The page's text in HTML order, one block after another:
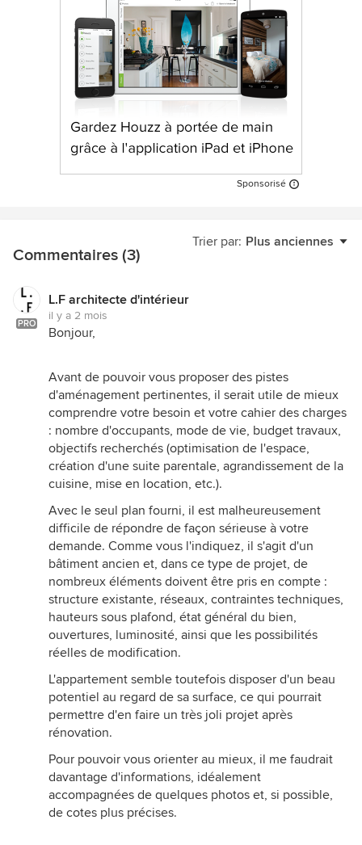
Sponsorisé
Trier par: Plus anciennes
Commentaires (3)
PRO
L.F architecte d'intérieur
il y a 2 mois
Bonjour,
Avant de pouvoir vous proposer des pistes
d'aménagement pertinentes, il serait utile de mieux
comprendre votre besoin et votre cahier des charges
: nombre d'occupants, mode de vie, budget travaux,
objectifs recherchés (optimisation de l'espace,
création d'une suite parentale, agrandissement de la
cuisine, mise en location, etc.).
Avec le seul plan fourni, il est malheureusement
difficile de répondre de façon sérieuse à votre
demande. Comme vous l'indiquez, il s'agit d'un
bâtiment ancien et, dans ce type de projet, de
nombreux éléments doivent être pris en compte :
structure existante, réseaux, contraintes techniques,
hauteurs sous plafond, état général du bien,
ouvertures, luminosité, ainsi que les possibilités
réelles de modification.
L'appartement semble toutefois disposer d'un beau
potentiel au regard de sa surface, ce qui pourrait
permettre d'en faire un très joli projet après
rénovation.
Pour pouvoir vous orienter au mieux, il me faudrait
davantage d'informations, idéalement
accompagnées de quelques photos et, si possible,
de cotes plus précises.